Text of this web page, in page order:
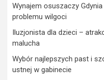
Wynajem osuszaczy
problemu wilgoci
Iluzjonista dla dzieci –
malucha
Wybór najlepszych past i
ustnej w gabinecie